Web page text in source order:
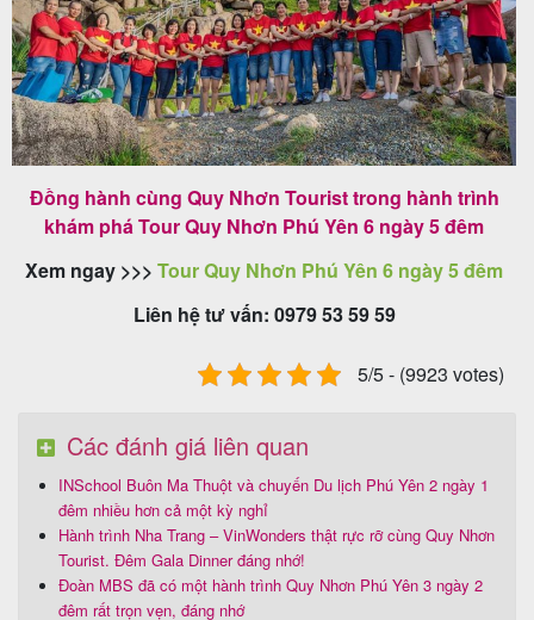
Đồng hành cùng Quy Nhơn Tourist trong hành trình
khám phá Tour Quy Nhơn Phú Yên 6 ngày 5 đêm
Xem ngay >>> Tour Quy Nhơn Phú Yên 6 ngày 5 đêm
Liên hệ tư vấn: 0979 53 59 59
5/5 - (9923 votes)
Các đánh giá liên quan
INSchool Buôn Ma Thuột và chuyến Du lịch Phú Yên 2 ngày 1
đêm nhiều hơn cả một kỳ nghỉ
Hành trình Nha Trang – VinWonders thật rực rỡ cùng Quy Nhơn
Tourist. Đêm Gala Dinner đáng nhớ!
Đoàn MBS đã có một hành trình Quy Nhơn Phú Yên 3 ngày 2
đêm rất trọn vẹn, đáng nhớ